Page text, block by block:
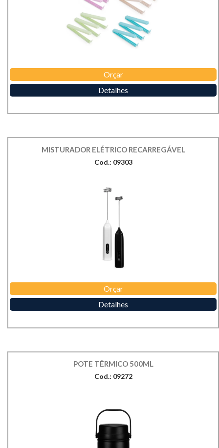
Orçar
Detalhes
MISTURADOR ELÉTRICO RECARREGÁVEL
Cod.: 09303
Orçar
Detalhes
POTE TÉRMICO 500ML
Cod.: 09272